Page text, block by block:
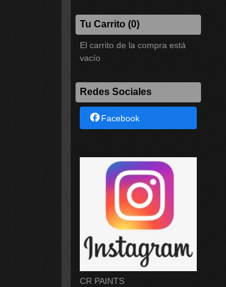
Tu Carrito (0)
El carrito de la compra está
vacío
Redes Sociales
Facebook
CR PAINTS